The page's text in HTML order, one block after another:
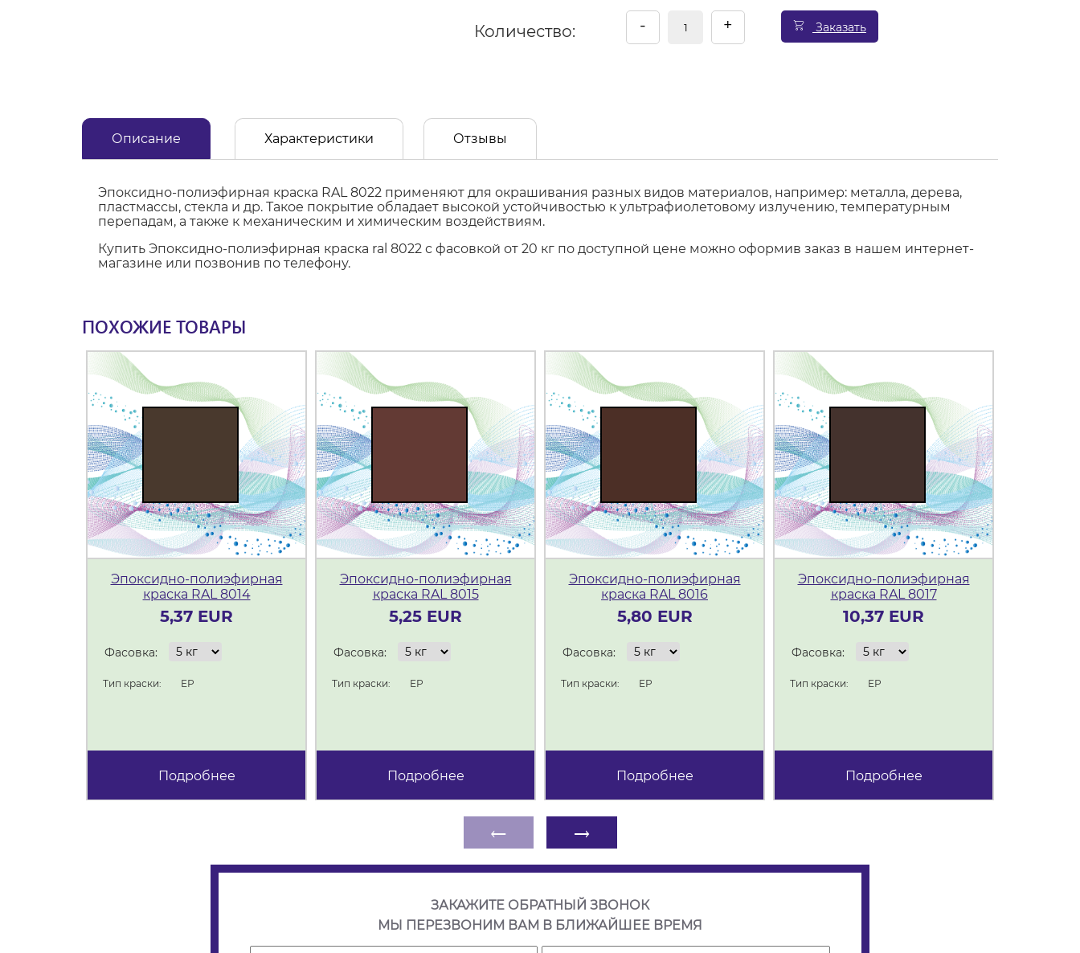
Количество: - + Заказать
Описание Характеристики Отзывы
Эпоксидно-полиэфирная краска RAL 8022 применяют для окрашивания разных видов материалов, например: металла, дерева,
пластмассы, стекла и др. Такое покрытие обладает высокой устойчивостью к ультрафиолетовому излучению, температурным
перепадам, а также к механическим и химическим воздействиям.
Купить Эпоксидно-полиэфирная краска ral 8022 с фасовкой от 20 кг по доступной цене можно оформив заказ в нашем интернет-
магазине или позвонив по телефону.
ПОХОЖИЕ ТОВАРЫ
Эпоксидно-полиэфирная
краска RAL 8014
5,37 EUR
Фасовка:
Тип краски: ЕР
Подробнее
Эпоксидно-полиэфирная
краска RAL 8015
5,25 EUR
Фасовка:
Тип краски: ЕР
Подробнее
Эпоксидно-полиэфирная
краска RAL 8016
5,80 EUR
Фасовка:
Тип краски: ЕР
Подробнее
Эпоксидно-полиэфирная
краска RAL 8017
10,37 EUR
Фасовка:
Тип краски: ЕР
Подробнее
← →
ЗАКАЖИТЕ ОБРАТНЫЙ ЗВОНОК
МЫ ПЕРЕЗВОНИМ ВАМ В БЛИЖАЙШЕЕ ВРЕМЯ